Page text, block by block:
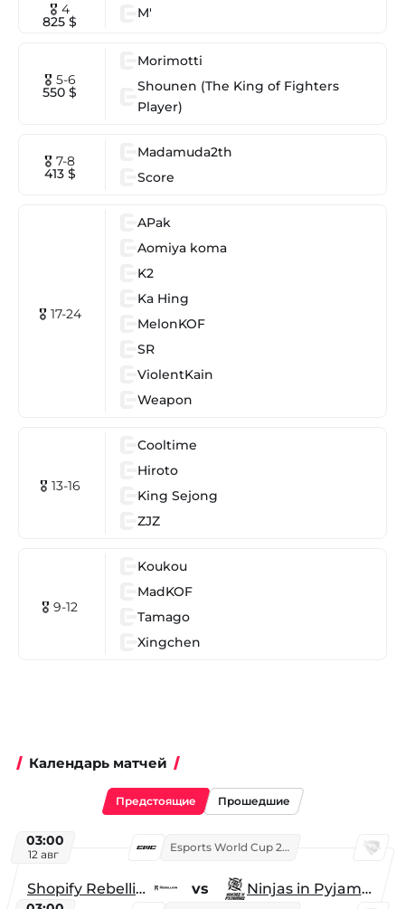
🎖 4
825 $
M'
🎖 5-6
550 $
Morimotti
Shounen (The King of Fighters
Player)
🎖 7-8
413 $
Madamuda2th
Score
🎖 17-24
APak
Aomiya koma
K2
Ka Hing
MelonKOF
SR
ViolentKain
Weapon
🎖 13-16
Cooltime
Hiroto
King Sejong
ZJZ
🎖 9-12
Koukou
MadKOF
Tamago
Xingchen
Календарь матчей
Предстоящие Прошедшие
03:00
12 авг
Esports World Cup 2026
Shopify Rebellion vs Ninjas in Pyjamas